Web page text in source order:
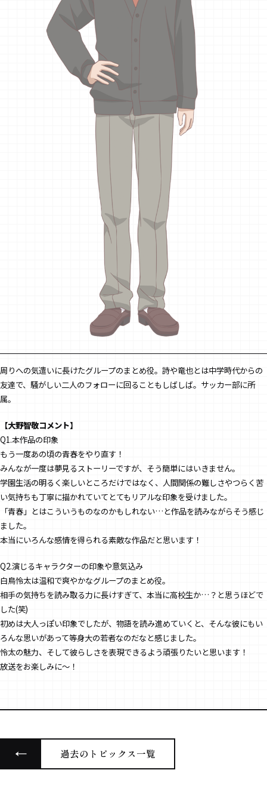
原作
@haibara_anime
周りへの気遣いに長けたグループのまとめ役。詩や竜也とは中学時代からの
友達で、騒がしい二人のフォローに回ることもしばしば。サッカー部に所
属。
【大野智敬コメント】
Q1.本作品の印象
もう一度あの頃の青春をやり直す！
みんなが一度は夢見るストーリーですが、そう簡単にはいきません。
学園生活の明るく楽しいところだけではなく、人間関係の難しさやつらく苦
い気持ちも丁寧に描かれていてとてもリアルな印象を受けました。
「青春」とはこういうものなのかもしれない…と作品を読みながらそう感じ
ました。
本当にいろんな感情を得られる素敵な作品だと思います！
Q2.演じるキャラクターの印象や意気込み
白鳥怜太は温和で爽やかなグループのまとめ役。
相手の気持ちを読み取る力に長けすぎて、本当に高校生か…？と思うほどで
した(笑)
初めは大人っぽい印象でしたが、物語を読み進めていくと、そんな彼にもい
ろんな思いがあって等身大の若者なのだなと感じました。
怜太の魅力、そして彼らしさを表現できるよう頑張りたいと思います！
放送をお楽しみに〜！
過去のトピックス一覧